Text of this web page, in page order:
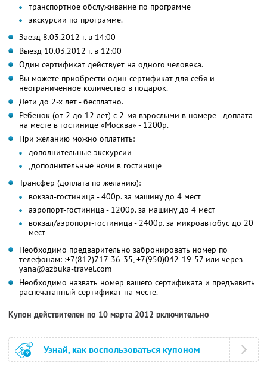
транспортное обслуживание по программе
экскурсии по программе.
Заезд 8.03.2012 г. в 14:00
Выезд 10.03.2012 г. в 12:00
Один сертификат действует на одного человека.
Вы можете приобрести один сертификат для себя и
неограниченное количество в подарок.
Дети до 2-х лет - бесплатно.
Ребенок (от 2 до 12 лет) с 2-мя взрослыми в номере - доплата
на месте в гостинице «Москва» - 1200р.
При желанию можно оплатить:
дополнительные экскурсии
,дополнительные ночи в гостинице
Трансфер (доплата по желанию):
вокзал-гостиница - 400р. за машину до 4 мест
аэропорт-гостиница - 1200р. за машину до 4 мест
вокзал/аэропорт-гостиница - 2400р. за микроавтобус до 20
мест
Необходимо предварительно забронировать номер по
телефонам: :+7(812)717-36-35, +7(950)042-19-57 или через
yana@azbuka-travel.com
Необходимо назвать номер вашего сертификата и предъявить
распечатанный сертификат на месте.
Купон действителен по 10 марта 2012 включительно
Узнай, как воспользоваться купоном